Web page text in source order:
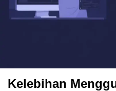
Kelebihan